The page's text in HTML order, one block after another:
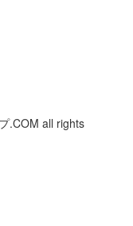
.COM all rights